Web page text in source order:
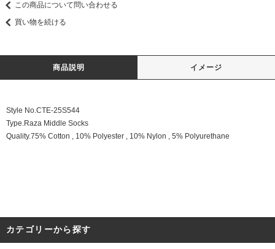
この商品について問い合わせる
買い物を続ける
商品説明 イメージ
Style No.CTE-25S544
Type.Raza Middle Socks
Quality.75% Cotton , 10% Polyester , 10% Nylon , 5% Polyurethane
カテゴリーから探す